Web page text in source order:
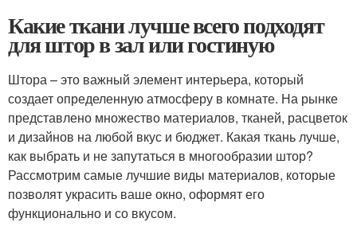
Какие ткани лучше всего подходят
для штор в зал или гостиную
Штора – это важный элемент интерьера, который
создает определенную атмосферу в комнате. На рынке
представлено множество материалов, тканей, расцветок
и дизайнов на любой вкус и бюджет. Какая ткань лучше,
как выбрать и не запутаться в многообразии штор?
Рассмотрим самые лучшие виды материалов, которые
позволят украсить ваше окно, оформят его
функционально и со вкусом.